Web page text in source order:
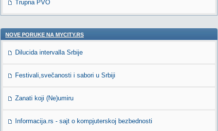
Trupna PVO
NOVE PORUKE NA MYCITY.RS
Dilucida intervalla Srbije
Festivali,svečanosti i sabori u Srbiji
Zanati koji (Ne)umiru
Informacija.rs - sajt o kompjuterskoj bezbednosti